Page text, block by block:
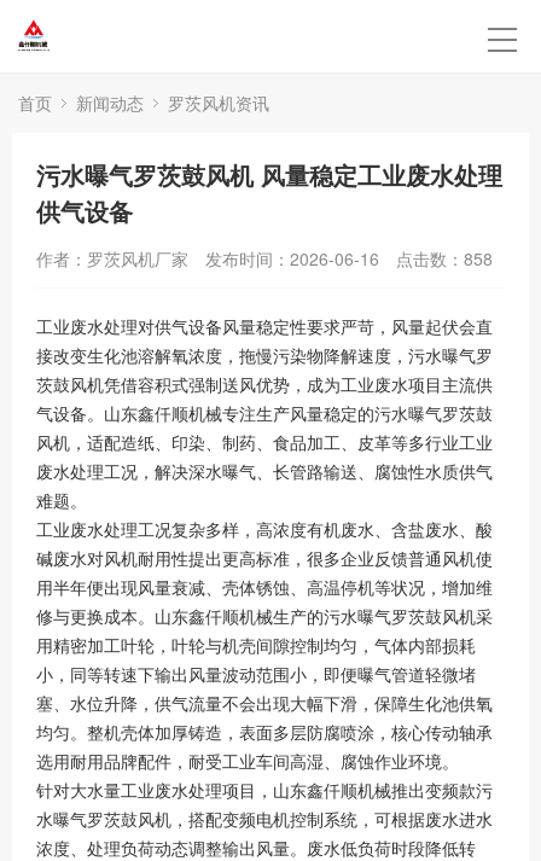
首页 新闻动态 罗茨风机资讯
污水曝气罗茨鼓风机 风量稳定工业废水处理
供气设备
作者：罗茨风机厂家 发布时间：2026-06-16 点击数： 858
工业废水处理对供气设备风量稳定性要求严苛，风量起伏会直
接改变生化池溶解氧浓度，拖慢污染物降解速度，污水曝气罗
茨鼓风机凭借容积式强制送风优势，成为工业废水项目主流供
气设备。山东鑫仟顺机械专注生产风量稳定的污水曝气罗茨鼓
风机，适配造纸、印染、制药、食品加工、皮革等多行业工业
废水处理工况，解决深水曝气、长管路输送、腐蚀性水质供气
难题。
工业废水处理工况复杂多样，高浓度有机废水、含盐废水、酸
碱废水对风机耐用性提出更高标准，很多企业反馈普通风机使
用半年便出现风量衰减、壳体锈蚀、高温停机等状况，增加维
修与更换成本。山东鑫仟顺机械生产的污水曝气罗茨鼓风机采
用精密加工叶轮，叶轮与机壳间隙控制均匀，气体内部损耗
小，同等转速下输出风量波动范围小，即便曝气管道轻微堵
塞、水位升降，供气流量不会出现大幅下滑，保障生化池供氧
均匀。整机壳体加厚铸造，表面多层防腐喷涂，核心传动轴承
选用耐用品牌配件，耐受工业车间高湿、腐蚀作业环境。
针对大水量工业废水处理项目，山东鑫仟顺机械推出变频款污
水曝气罗茨鼓风机，搭配变频电机控制系统，可根据废水进水
浓度、处理负荷动态调整输出风量。废水低负荷时段降低转